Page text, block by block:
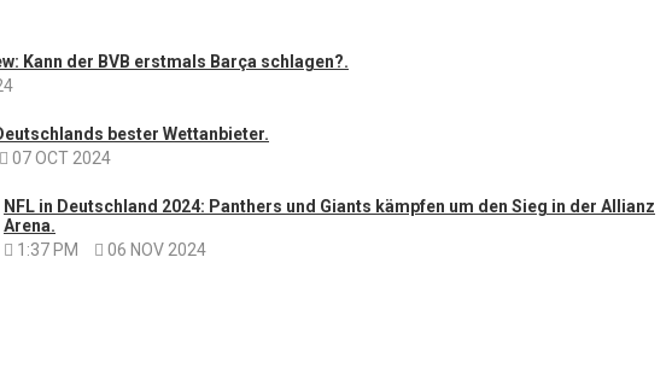
Kann der BVB erstmals Barça schlagen?.
bester Wettanbieter.
07 OCT 2024
NFL in Deutschland 2024: Panthers und Giants kämpfen um den Sieg in der Allianz
Arena.
1:37 PM
06 NOV 2024